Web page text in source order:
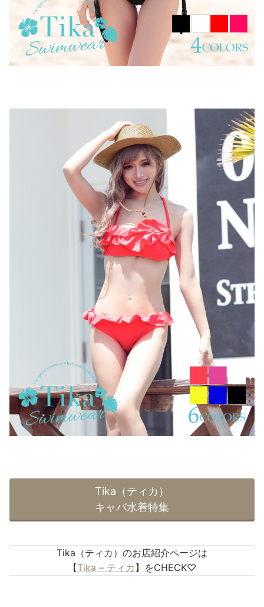
Tika（ティカ）
キャバ水着特集
Tika（ティカ）のお店紹介ページは
【Tika – ティカ 】をCHECK♡